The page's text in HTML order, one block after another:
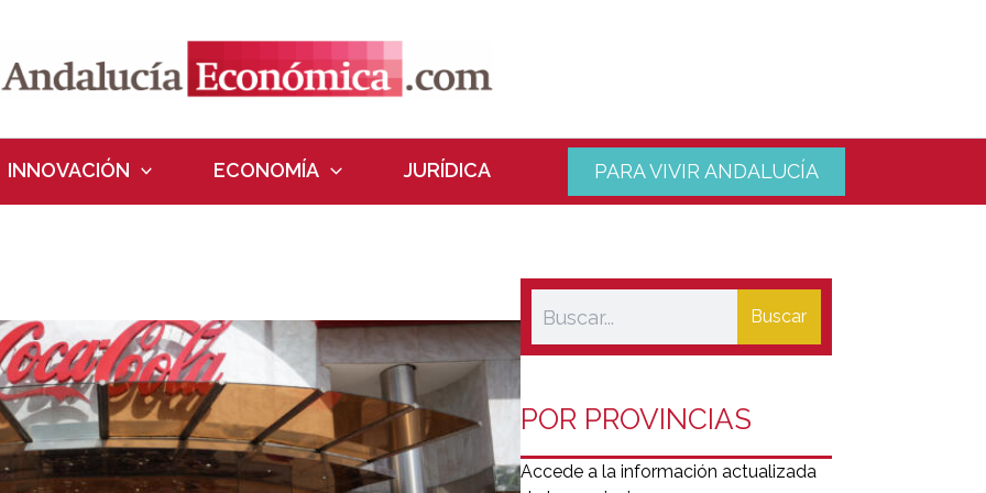
INNOVACIÓN ECONOMÍA JURÍDICA PARA VIVIR ANDALUCÍA
Buscar
POR PROVINCIAS
Accede a la información actualizada